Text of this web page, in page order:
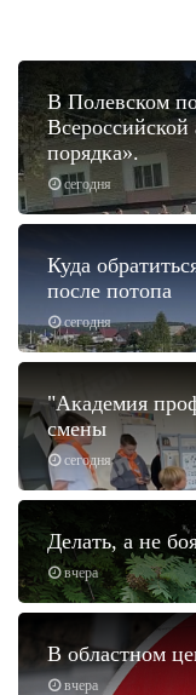
сегодня
В Полевском
порядка».
сегодня
Куда
после потопа
сегодня
"Академия
смены
вчера
Делать, а не
вчера
В областном